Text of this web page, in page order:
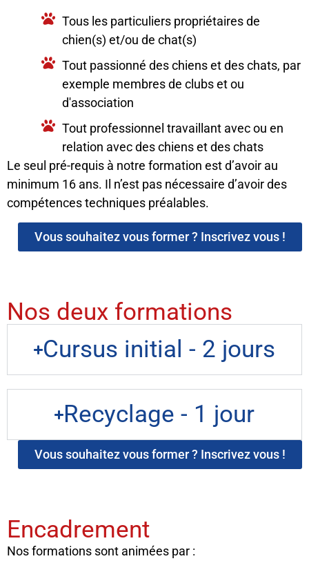
Tous les particuliers propriétaires de
chien(s) et/ou de chat(s)
Tout passionné des chiens et des chats, par
exemple membres de clubs et ou
d'association
Tout professionnel travaillant avec ou en
relation avec des chiens et des chats
Le seul pré-requis à notre formation est d’avoir au
minimum 16 ans. Il n’est pas nécessaire d’avoir des
compétences techniques préalables.
Vous souhaitez vous former ? Inscrivez vous !
Nos deux formations
Cursus initial - 2 jours
Recyclage - 1 jour
Vous souhaitez vous former ? Inscrivez vous !
Encadrement
Nos formations sont animées par :